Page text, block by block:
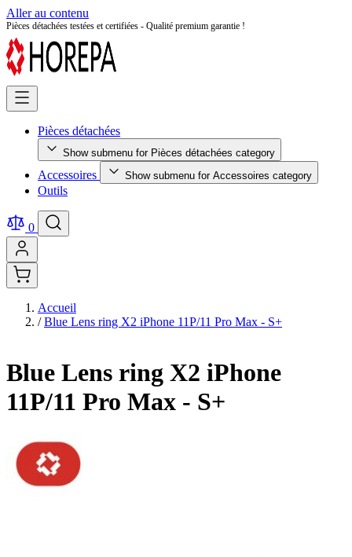
Aller au contenu
Pièces détachées testées et certifiées - Qualité premium garantie !
Pièces détachées
Show submenu for Pièces détachées category
Accessoires Show submenu for Accessoires category
Outils
0
Accueil
/ Blue Lens ring X2 iPhone 11P/11 Pro Max - S+
Blue Lens ring X2 iPhone
11P/11 Pro Max - S+